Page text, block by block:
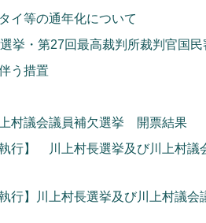
イ等の通年化について
挙・第27回最高裁判所裁判官国
う措置
村議会議員補欠選挙 開票結果
執行】 川上村長選挙及び川上村
行】川上村長選挙及び川上村議